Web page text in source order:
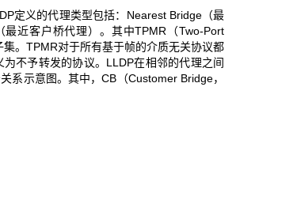
定义的代理类型包括：Nearest Bridge（最
近客户桥代理）。其中TPMR（Two-Port
。TPMR对于所有基于帧的介质无关协议都
不予转发的协议。LLDP在相邻的代理之间
系示意图。其中，CB（Customer Bridge，